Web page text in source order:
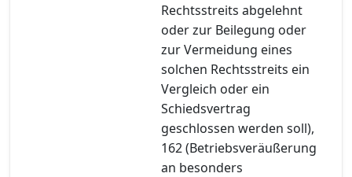
Rechtsstreits abgelehnt
oder zur Beilegung oder
zur Vermeidung eines
solchen Rechtsstreits ein
Vergleich oder ein
Schiedsvertrag
geschlossen werden soll),
162 (Betriebsveräußerung
an besonders